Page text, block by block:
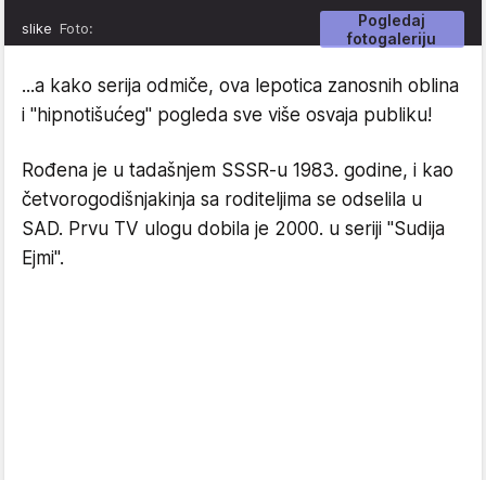
Pogledaj
fotogaleriju
slike Foto:
...a kako serija odmiče, ova lepotica zanosnih oblina
i "hipnotišućeg" pogleda sve više osvaja publiku!
Rođena je u tadašnjem SSSR-u 1983. godine, i kao
četvorogodišnjakinja sa roditeljima se odselila u
SAD. Prvu TV ulogu dobila je 2000. u seriji "Sudija
Ejmi".